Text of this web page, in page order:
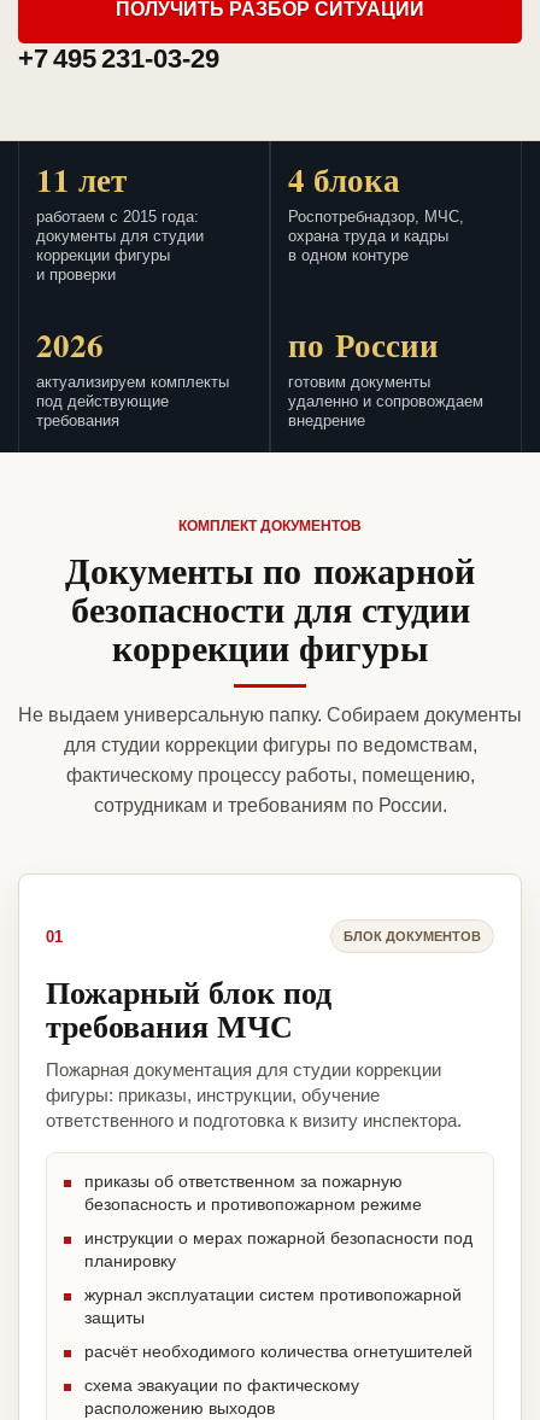
ПОЛУЧИТЬ РАЗБОР СИТУАЦИИ
+7 495 231-03-29
11 лет
работаем с 2015 года:
документы для студии
коррекции фигуры
и проверки
4 блока
Роспотребнадзор, МЧС,
охрана труда и кадры
в одном контуре
2026
актуализируем комплекты
под действующие
требования
по России
готовим документы
удаленно и сопровождаем
внедрение
КОМПЛЕКТ ДОКУМЕНТОВ
Документы по пожарной
безопасности для студии
коррекции фигуры
Не выдаем универсальную папку. Собираем документы
для студии коррекции фигуры по ведомствам,
фактическому процессу работы, помещению,
сотрудникам и требованиям по России.
01 БЛОК ДОКУМЕНТОВ
Пожарный блок под
требования МЧС
Пожарная документация для студии коррекции
фигуры: приказы, инструкции, обучение
ответственного и подготовка к визиту инспектора.
приказы об ответственном за пожарную
безопасность и противопожарном режиме
инструкции о мерах пожарной безопасности под
планировку
журнал эксплуатации систем противопожарной
защиты
расчёт необходимого количества огнетушителей
схема эвакуации по фактическому
расположению выходов